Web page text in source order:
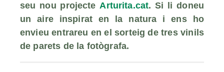
seu nou projecte Arturita.cat. Si li doneu
un aire inspirat en la natura i ens ho
envieu entrareu en el sorteig de tres vinils
de parets de la fotògrafa.